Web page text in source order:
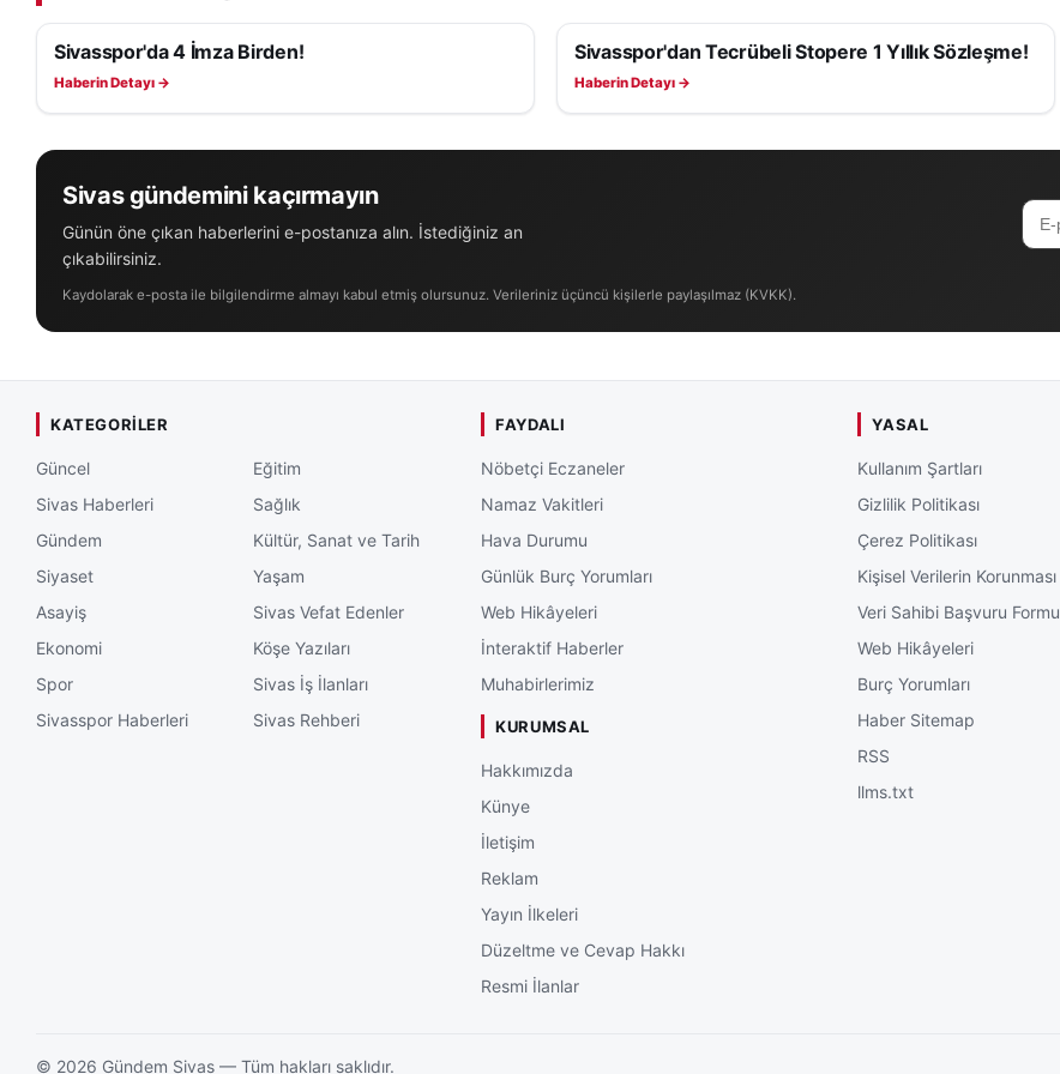
SIVASSPOR HABERLERI
Sivasspor'da 4 İmza Birden!
Haberin Detayı →
SIVASSPOR HABERLERI
Sivasspor'dan Tecrübeli Stopere 1 Yıllık Sözleşme!
Haberin Detayı →
Sivas gündemini kaçırmayın
Günün öne çıkan haberlerini e-postanıza alın. İstediğiniz an
çıkabilirsiniz.
Kaydolarak e-posta ile bilgilendirme almayı kabul etmiş olursunuz. Verileriniz üçüncü kişilerle paylaşılmaz (KVKK).
KATEGORILER
Güncel
Sivas Haberleri
Gündem
Siyaset
Asayiş
Ekonomi
Spor
Sivasspor Haberleri
Eğitim
Sağlık
Kültür, Sanat ve Tarih
Yaşam
Sivas Vefat Edenler
Köşe Yazıları
Sivas İş İlanları
Sivas Rehberi
FAYDALI
Nöbetçi Eczaneler
Namaz Vakitleri
Hava Durumu
Günlük Burç Yorumları
Web Hikâyeleri
İnteraktif Haberler
Muhabirlerimiz
KURUMSAL
Hakkımızda
Künye
İletişim
Reklam
Yayın İlkeleri
Düzeltme ve Cevap Hakkı
Resmi İlanlar
YASAL
Kullanım Şartları
Gizlilik Politikası
Çerez Politikası
Kişisel Verilerin Korunması
Veri Sahibi Başvuru Formu
Web Hikâyeleri
Burç Yorumları
Haber Sitemap
RSS
llms.txt
© 2026 Gündem Sivas — Tüm hakları saklıdır.